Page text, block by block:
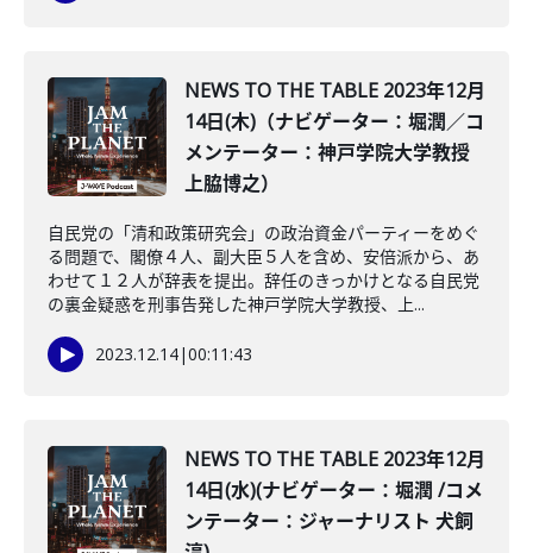
NEWS TO THE TABLE 2023年12月
14日(木)（ナビゲーター：堀潤／コ
メンテーター：神戸学院大学教授
上脇博之）
自民党の「清和政策研究会」の政治資金パーティーをめぐ
る問題で、閣僚４人、副大臣５人を含め、安倍派から、あ
わせて１２人が辞表を提出。辞任のきっかけとなる自民党
の裏金疑惑を刑事告発した神戸学院大学教授、上...
2023.12.14|00:11:43
NEWS TO THE TABLE 2023年12月
14日(水)(ナビゲーター：堀潤 /コメ
ンテーター：ジャーナリスト 犬飼